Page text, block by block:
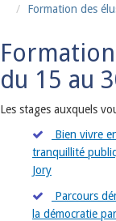
Formation des
du 15 au
Les stages auxquels
Bien vivre
tranquillité
Jory
Parcours
la démocratie